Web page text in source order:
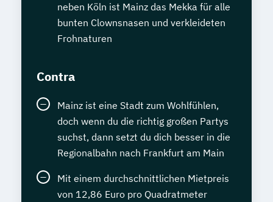
neben Köln ist Mainz das Mekka für alle
bunten Clownsnasen und verkleideten
Frohnaturen
Contra
Mainz ist eine Stadt zum Wohlfühlen,
doch wenn du die richtig großen Partys
suchst, dann setzt du dich besser in die
Regionalbahn nach Frankfurt am Main
Mit einem durchschnittlichen Mietpreis
von 12,86 Euro pro Quadratmeter